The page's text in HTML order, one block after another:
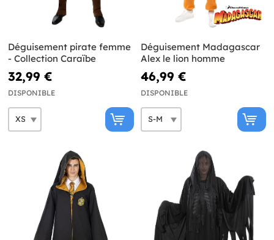
Déguisement pirate femme
- Collection Caraïbe
32,99 €
DISPONIBLE
Déguisement Madagascar
Alex le lion homme
46,99 €
DISPONIBLE